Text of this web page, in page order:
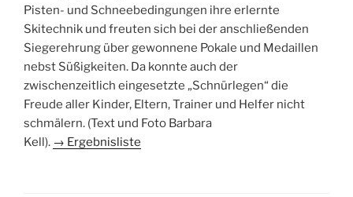
Pisten- und Schneebedingungen ihre erlernte
Skitechnik und freuten sich bei der anschließenden
Siegerehrung über gewonnene Pokale und Medaillen
nebst Süßigkeiten. Da konnte auch der
zwischenzeitlich eingesetzte „Schnürlegen“ die
Freude aller Kinder, Eltern, Trainer und Helfer nicht
schmälern. (Text und Foto Barbara
Kell). → Ergebnisliste